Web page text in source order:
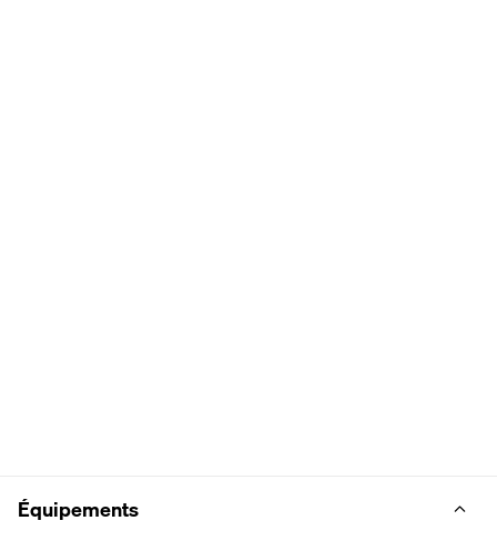
Équipements